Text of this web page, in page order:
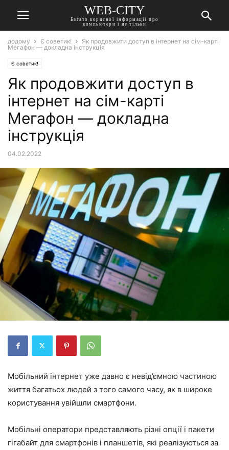
WEB-CITY
Багато корисної інформації про
компьютери і не тільки
додому Є советик!
Як продовжити доступ в інтернет на сім-карті
Мегафон — докладна інструкція
Є советик!
Як продовжити доступ в
інтернет на сім-карті
Мегафон — докладна
інструкція
04.02.2022
Мобільний інтернет уже давно є невід’ємною частиною
життя багатьох людей з того самого часу, як в широке
користування увійшли смартфони.
Мобільні оператори представляють різні опції і пакети
гігабайт для смартфонів і планшетів, які реалізуються за